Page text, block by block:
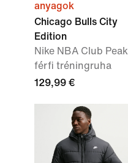
anyagok
Chicago Bulls City
Edition
Nike NBA Club Peak
férfi tréningruha
129,99 €